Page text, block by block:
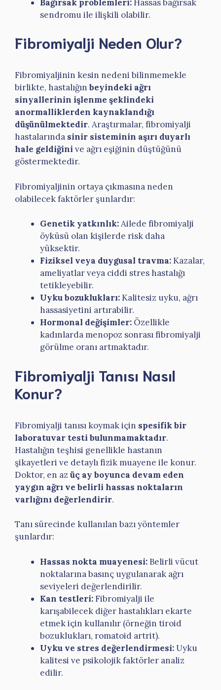
Bağırsak problemleri: Hassas bağırsak
sendromu ile ilişkili olabilir.
Fibromiyalji Neden Olur?
Fibromiyaljinin kesin nedeni bilinmemekle
birlikte, hastalığınbeyindeki ağrı
sinyallerinin işlenme şeklindeki
anormalliklerden kaynaklandığı
düşünülmektedir. Araştırmalar, fibromiyalji
hastalarında sinir sisteminin aşırı duyarlı
hale geldiğini ve ağrı eşiğinin düştüğünü
göstermektedir.
Fibromiyaljinin ortaya çıkmasına neden
olabilecek faktörler şunlardır:
Genetik yatkınlık:Ailede fibromiyalji
öyküsü olan kişilerde risk daha
yüksektir.
Fiziksel veya duygusal travma:Kazalar,
ameliyatlar veya ciddi stres hastalığı
tetikleyebilir.
Uyku bozuklukları:Kalitesiz uyku, ağrı
hassasiyetini artırabilir.
Hormonal değişimler: Özellikle
kadınlarda menopoz sonrası fibromiyalji
görülme oranı artmaktadır.
Fibromiyalji Tanısı Nasıl
Konur?
Fibromiyalji tanısı koymak için spesifik bir
laboratuvar testi bulunmamaktadır.
Hastalığın teşhisi genellikle hastanın
şikayetleri ve detaylı fizik muayene ile konur.
Doktor, en azüç ay boyunca devam eden
yaygın ağrı ve belirli hassas noktaların
varlığını değerlendirir.
Tanı sürecinde kullanılan bazı yöntemler
şunlardır:
Hassas nokta muayenesi:Belirli vücut
noktalarına basınç uygulanarak ağrı
seviyeleri değerlendirilir.
Kan testleri:Fibromiyalji ile
karışabilecek diğer hastalıkları ekarte
etmek için kullanılır (örneğin tiroid
bozuklukları, romatoid artrit).
Uyku ve stres değerlendirmesi:Uyku
kalitesi ve psikolojik faktörler analiz
edilir.